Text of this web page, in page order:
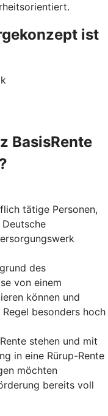
ist
BasisRente
tätige Personen,
des
von einem
können und
besonders hoch
stehen und mit
in eine Rürup-Rente
möchten
bereits voll